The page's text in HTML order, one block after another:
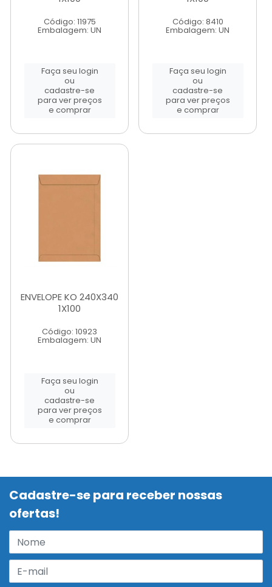
Código: 11975
Embalagem: UN
Faça seu login
ou
cadastre-se
para ver preços
e comprar
Código: 8410
Embalagem: UN
Faça seu login
ou
cadastre-se
para ver preços
e comprar
ENVELOPE KO 240X340
1X100
Código: 10923
Embalagem: UN
Faça seu login
ou
cadastre-se
para ver preços
e comprar
Cadastre-se para receber nossas
ofertas!